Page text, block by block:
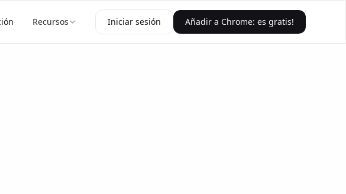
Recursos Iniciar sesión Añadir a Chrome: es gratis!